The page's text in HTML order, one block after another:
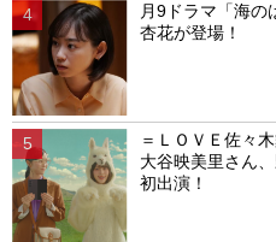
月9ドラマ「海の
杏花が登場！
＝ＬＯＶＥ佐々
大谷映美里さん
初出演！